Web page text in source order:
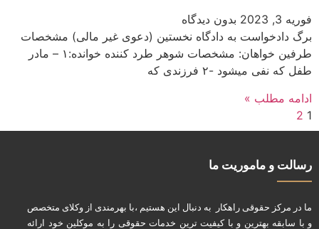
فوریه 3, 2023
بدون دیدگاه
برگ دادخواست به دادگاه نخستین (دعوی غیر مالی) مشخصات
طرفین خواهان: مشخصات شوهر طرد کننده خوانده:۱ – مادر
طفل که نفی میشود -۲ فرزندی که
ادامه مطلب »
1
2
رسالت و ماموریت ما
ما در مرکز حقوقی راهکار به دنبال این هستیم ،با بهرمندی از وکلای متخصص
و با سابقه بهترین و با کیفیت ترین خدمات حقوقی را به موکلین خود ارائه